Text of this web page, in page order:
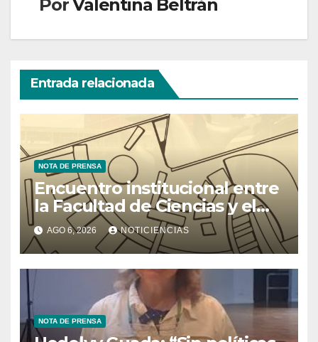
PorValentina Beltrán
Entrada relacionada
NOTA DE PRENSA
Encuentro institucional entre
la Facultad de Ciencias y el
Ministerio de Ciencia y
Tecnología
AGO 6, 2026 NOTICIENCIAS
NOTA DE PRENSA